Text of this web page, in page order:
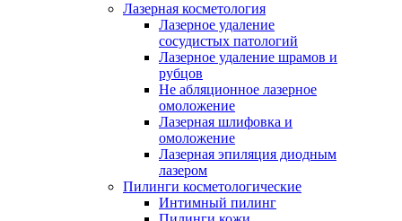
Лазерная косметология
Лазерное удаление
сосудистых патологий
Лазерное удаление шрамов и
рубцов
Не абляционное лазерное
омоложение
Лазерная шлифовка и
омоложение
Лазерная эпиляция диодным
лазером
Пилинги косметологические
Интимный пилинг